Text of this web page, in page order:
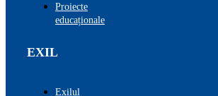
Proiecte
educaționale
EXIL
Exilul